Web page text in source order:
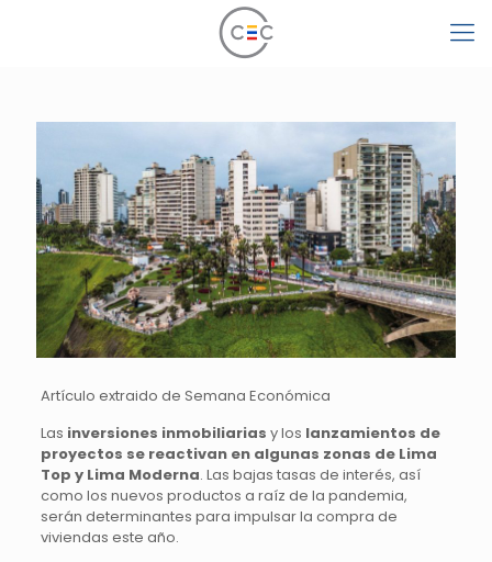
Artículo extraido de Semana Económica
Las inversiones inmobiliarias y los lanzamientos de
proyectos se reactivan en algunas zonas de Lima
Top y Lima Moderna. Las bajas tasas de interés, así
como los nuevos productos a raíz de la pandemia,
serán determinantes para impulsar la compra de
viviendas este año.